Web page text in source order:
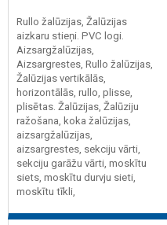
Rullo žalūzijas, Žalūzijas
aizkaru stieņi. PVC logi.
Aizsargžalūzijas,
Aizsargrestes, Rullo žalūzijas,
Žalūzijas vertikālās,
horizontālās, rullo, plisse,
plisētas. Žalūzijas, Žalūziju
ražošana, koka žalūzijas,
aizsargžalūzijas,
aizsargrestes, sekciju vārti,
sekciju garāžu vārti, moskītu
siets, moskītu durvju sieti,
moskītu tīkli,